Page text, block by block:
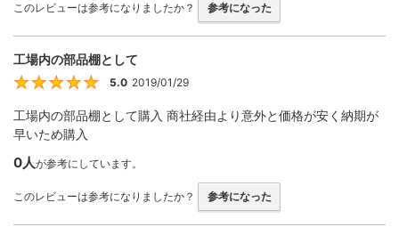
このレビューは参考になりましたか？ 参考になった
工場内の部品棚として
5
5.0 2019/01/29
工場内の部品棚として購入 商社経由より意外と価格が安く納期が
早いため購入
0人が参考にしています。
このレビューは参考になりましたか？ 参考になった